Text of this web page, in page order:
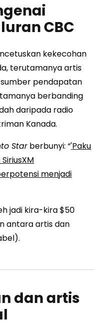
CBC
kekecohan
terutamanya artis
sumber pendapatan
berbanding
daripada radio
Kanada.
Starberbunyi: “'Paku
menjadi
jadi kira-kira $50
antara artis dan
dan artis